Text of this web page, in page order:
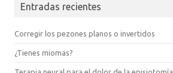
Entradas recientes
Corregir los pezones planos o invertidos
¿Tienes miomas?